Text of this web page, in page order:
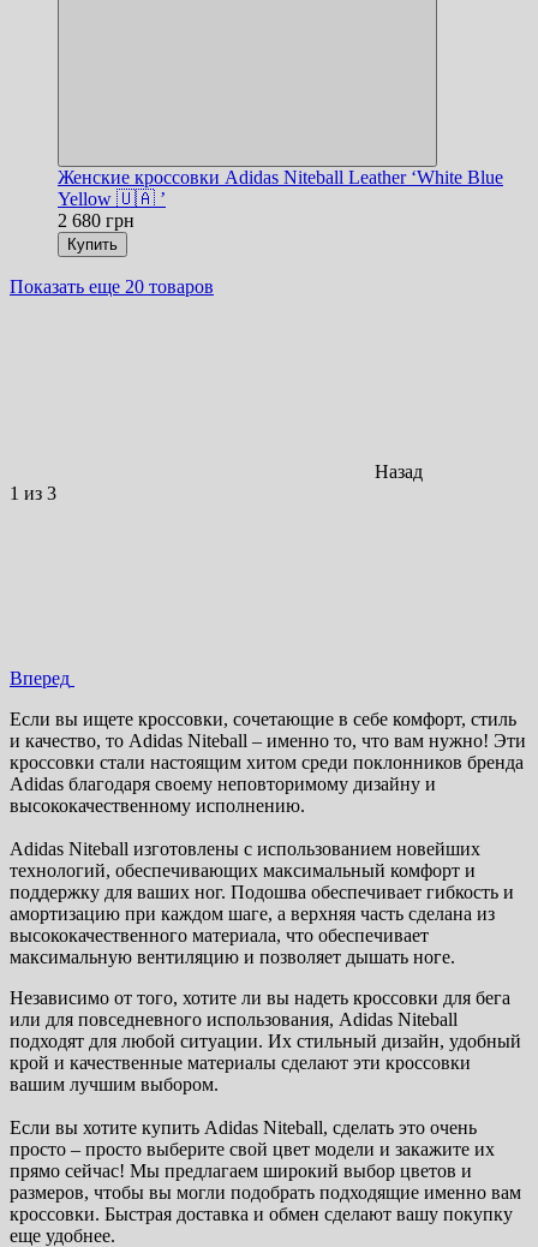
Женские кроссовки Adidas Niteball Leather ‘White Blue
Yellow 🇺🇦 ’
2 680 грн
Купить
Показать еще 20 товаров
Назад
1 из 3
Вперед
Если вы ищете кроссовки, сочетающие в себе комфорт, стиль
и качество, то Adidas Niteball – именно то, что вам нужно! Эти
кроссовки стали настоящим хитом среди поклонников бренда
Adidas благодаря своему неповторимому дизайну и
высококачественному исполнению.
Adidas Niteball изготовлены с использованием новейших
технологий, обеспечивающих максимальный комфорт и
поддержку для ваших ног. Подошва обеспечивает гибкость и
амортизацию при каждом шаге, а верхняя часть сделана из
высококачественного материала, что обеспечивает
максимальную вентиляцию и позволяет дышать ноге.
Независимо от того, хотите ли вы надеть кроссовки для бега
или для повседневного использования, Adidas Niteball
подходят для любой ситуации. Их стильный дизайн, удобный
крой и качественные материалы сделают эти кроссовки
вашим лучшим выбором.
Если вы хотите купить Adidas Niteball, сделать это очень
просто – просто выберите свой цвет модели и закажите их
прямо сейчас! Мы предлагаем широкий выбор цветов и
размеров, чтобы вы могли подобрать подходящие именно вам
кроссовки. Быстрая доставка и обмен сделают вашу покупку
еще удобнее.